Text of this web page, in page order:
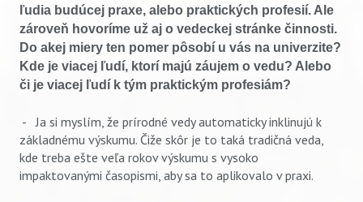
ľudia budúcej praxe, alebo praktických profesií. Ale
zároveň hovoríme už aj o vedeckej stránke činnosti.
Do akej miery ten pomer pôsobí u vás na univerzite?
Kde je viacej ľudí, ktorí majú záujem o vedu? Alebo
či je viacej ľudí k tým praktickým profesiám?
- Ja si myslím, že prírodné vedy automaticky inklinujú k
základnému výskumu. Čiže skôr je to taká tradičná veda,
kde treba ešte veľa rokov výskumu s vysoko
impaktovanými časopismi, aby sa to aplikovalo v praxi.